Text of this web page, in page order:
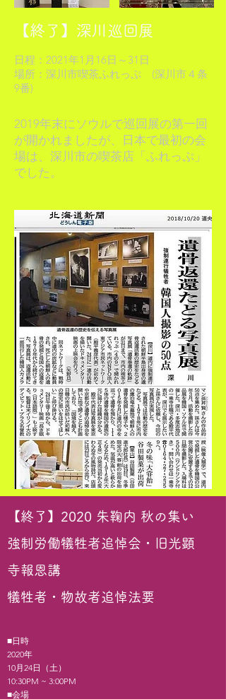
【終了】深川巡回展
日程：2021年1月16日～31日
場所：深川市喫茶ふれっぷ (深川市４条
9番)
2019年末にソウルで巡回展の第一回
が開かれましたが、日本で最初の会
場は、深川市の喫茶店「ふれっぷ」
でした。
【終了】2020 朱鞠内 秋の集い
強制労働犠牲者追悼会・旧光顕
寺報恩講
犠牲者・物故者追悼法要
■日時
2020年
10月24日（土）
10:30PM ~ 3:00PM
■会場